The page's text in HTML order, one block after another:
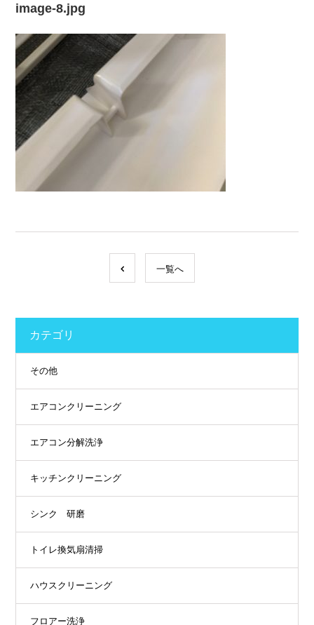
image-8.jpg
一覧へ
カテゴリ
その他
エアコンクリーニング
エアコン分解洗浄
キッチンクリーニング
シンク 研磨
トイレ換気扇清掃
ハウスクリーニング
フロアー洗浄